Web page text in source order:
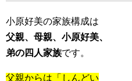
小原好美の家族構成は
父親、母親、小原好美、
弟の四人家族です。
父親からは「しんどい